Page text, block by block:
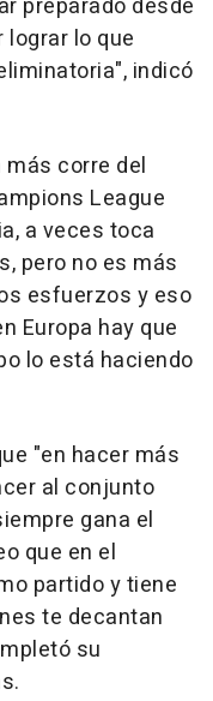
preparado desde
lo que
indicó
más corre del
League
a veces toca
pero no es más
esfuerzos y eso
Europa hay que
lo está haciendo
"en hacer más
al conjunto
gana el
que en el
partido y tiene
te decantan
su